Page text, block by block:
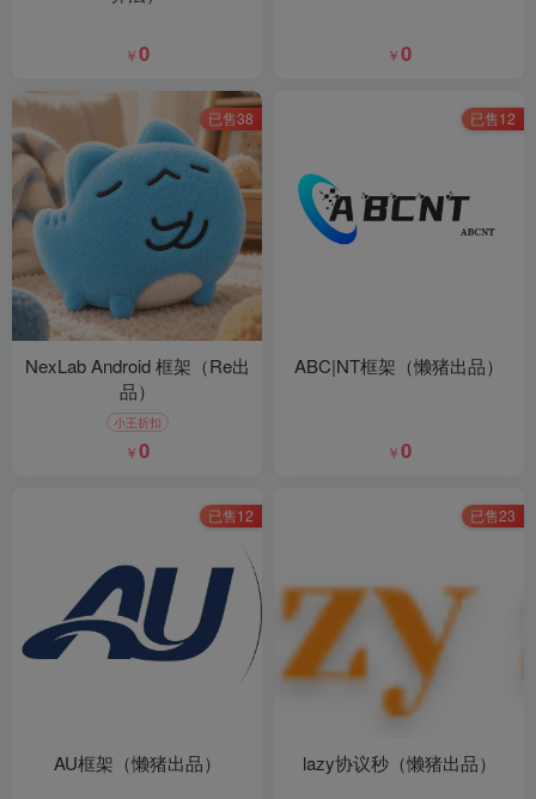
￥0 ￥0
已售38
NexLab Android 框架（Re出
品）
小王折扣
￥0
已售12
ABC|NT框架（懒猪出品）
￥0
已售12
AU框架（懒猪出品）
已售23
lazy协议秒（懒猪出品）